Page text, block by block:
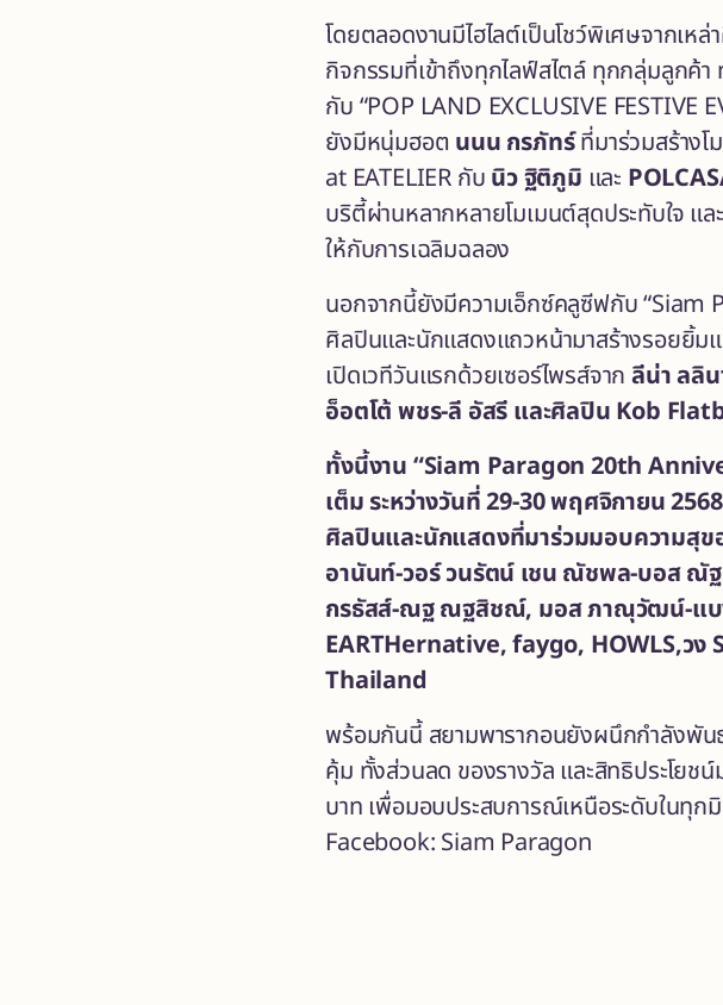
โดยตลอดงานมีไฮไลต์เป็นโชว์พิเศษจากเ
กิจกรรมที่เข้าถึงทุกไลฟ์สไตล์ ทุกกลุ่มลูกค้า
กับ “POP LAND EXCLUSIVE FESTIVE
ยังมีหนุ่มฮอต นนน กรภัทร์ที่มาร่วมสร้าง
at EATELIER กับ นิว ฐิติภูมิ และ
บริตี้ผ่านหลากหลายโมเมนต์สุดประทับใจ แ
ให้กับการเฉลิมฉลอง
นอกจากนี้ยังมีความเอ็กซ์คลูซีฟกับ
ศิลปินและนักแสดงแถวหน้ามาสร้างรอยยิ้
เปิดเวทีวันแรกด้วยเซอร์ไพรส์จาก ลีน่า ลลิ
อ็อตโต้ พชร-ลี อัสรี และศิลปิน Kob
ทั้งนี้งาน “Siam Paragon 20th
เต็ม ระหว่างวันที่29-30 พฤศจิกายน
ศิลปินและนักแสดงที่มาร่วมมอบความสุข
อานันท์-วอร์ วนรัตน์ เชน ณัชพล-บอส ณั
กรธัสส์-ณฐ ณฐสิชณ์, มอส ภาณุวัฒน์-แบ
EARTHernative, faygo, HOWLS,วง
Thailand
พร้อมกันนี้ สยามพารากอนยังผนึกกำลังพัน
คุ้ม ทั้งส่วนลด ของรางวัล และสิทธิประโยช
บาท เพื่อมอบประสบการณ์เหนือระดับในทุก
Facebook: Siam Paragon